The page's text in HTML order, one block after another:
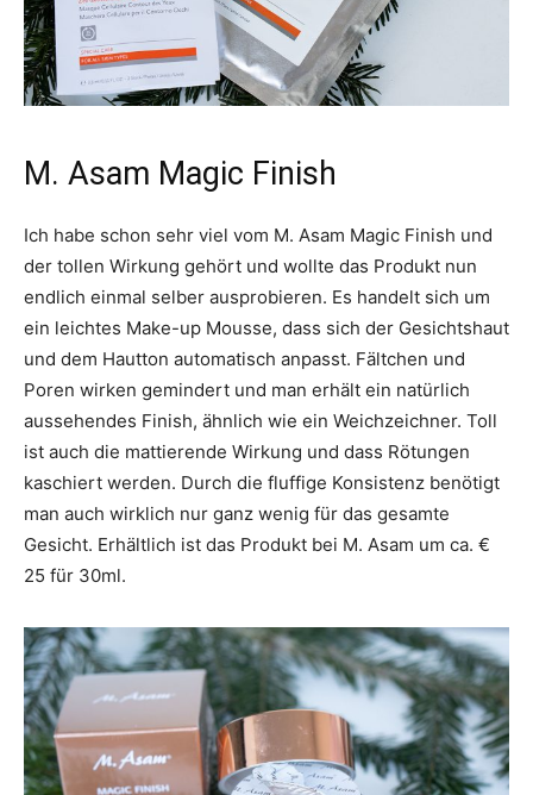
M. Asam Magic Finish
Ich habe schon sehr viel vom M. Asam Magic Finish und
der tollen Wirkung gehört und wollte das Produkt nun
endlich einmal selber ausprobieren. Es handelt sich um
ein leichtes Make-up Mousse, dass sich der Gesichtshaut
und dem Hautton automatisch anpasst. Fältchen und
Poren wirken gemindert und man erhält ein natürlich
aussehendes Finish, ähnlich wie ein Weichzeichner. Toll
ist auch die mattierende Wirkung und dass Rötungen
kaschiert werden. Durch die fluffige Konsistenz benötigt
man auch wirklich nur ganz wenig für das gesamte
Gesicht. Erhältlich ist das Produkt bei M. Asam um ca. €
25 für 30ml.